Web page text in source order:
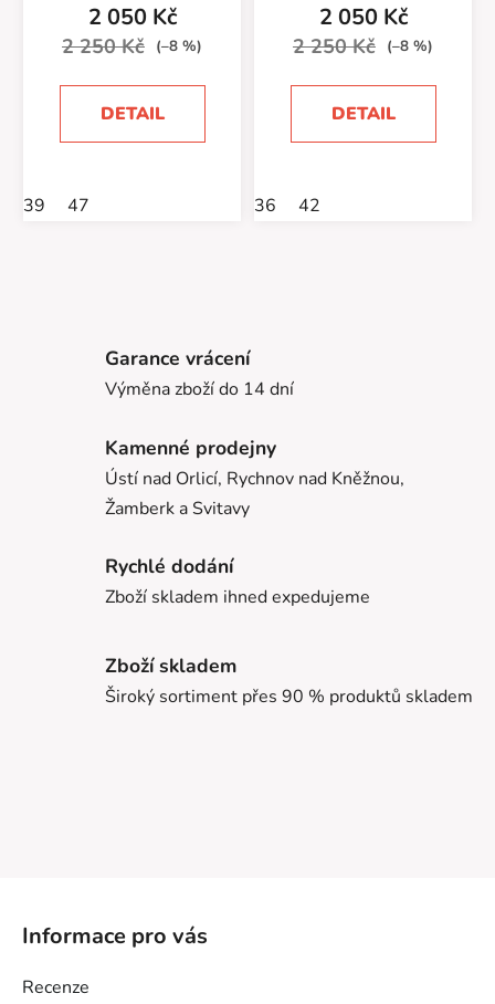
2 050 Kč
2 250 Kč (–8 %)
DETAIL
39 47
2 050 Kč
2 250 Kč (–8 %)
DETAIL
36 42
Garance vrácení
Výměna zboží do 14 dní
Kamenné prodejny
Ústí nad Orlicí, Rychnov nad Kněžnou,
Žamberk a Svitavy
Rychlé dodání
Zboží skladem ihned expedujeme
Zboží skladem
Široký sortiment přes 90 % produktů skladem
Informace pro vás
Recenze